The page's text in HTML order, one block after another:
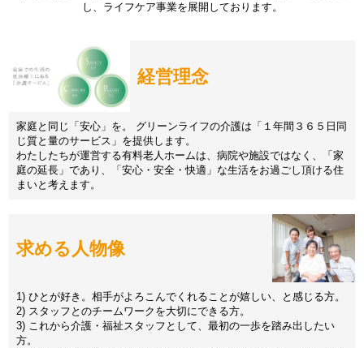
し、ライフケア事業を展開しております。
経営理念
家庭と同じ「安心」を。 グリーンライフの介護は「１年間３６５日同
じ質と量のサービス」を提供します。
わたしたちが運営する有料老人ホームは、病院や施設ではなく、「家
庭の延長」であり、「安心・安全・快適」な生活をお過ごし頂ける住
まいと考えます。
求める人物像
1) ひとが好き。相手がよろこんでくれることが嬉しい、と感じる方。
2) スタッフとのチームワークを大切にできる方。
3) これから介護・福祉スタッフとして、最初の一歩を踏み出したい
方。